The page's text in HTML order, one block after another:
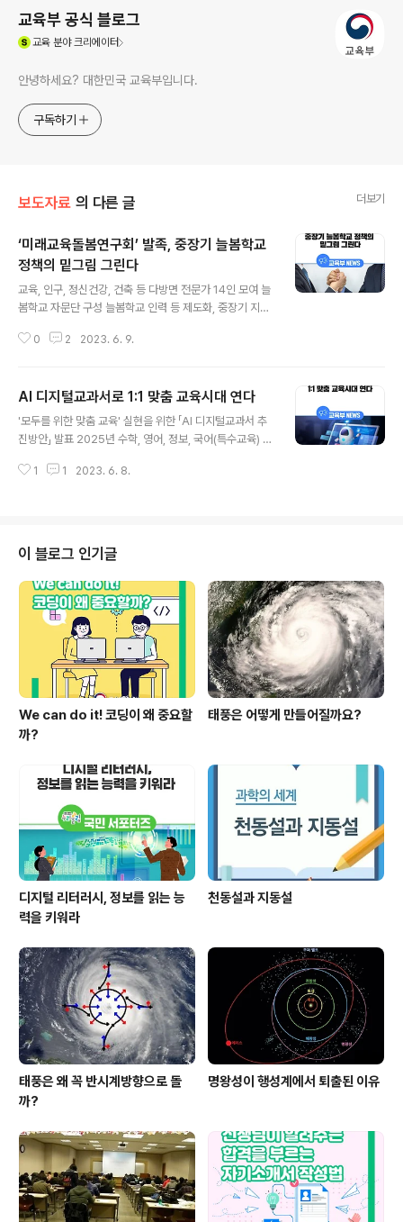
교육부 공식 블로그
교육분야 크리에이터
안녕하세요? 대한민국 교육부입니다.
구독하기
보도자료 의 다른 글 더보기
‘미래교육돌봄연구회’ 발족, 중장기 늘봄학교
정책의 밑그림 그린다
교육, 인구, 정신건강, 건축 등 다방면 전문가 14인 모여 늘
봄학교 자문단 구성 늘봄학교 인력 등 제도화, 중장기 지역
이주호)는 6월 9일(금), 늘봄학교 정책의 중장기 발전방향
현장 전문가로 구성되며, 교육·돌봄을 비롯하여 복지, 인구,
정신건강, 건축, 기업 등 다방면의 전문가를 균형 있게 안배
하였다. 미래교육돌봄연구회는 늘봄학교 정책을 모니터링
히, ▲늘봄학교 프로그램 및 공간 구성 ▲초등학교 방과후
0 2 2023. 6. 9.
AI 디지털교과서로 1:1 맞춤 교육시대 연다
'모두를 위한 맞춤 교육' 실현을 위한 「AI 디지털교과서 추
진방안」 발표 2025년 수학, 영어, 정보, 국어(특수교육) 교
가정 등으로 확대 담당 교원 연수, 맞춤형 교수·학습방법 개
교육개혁 과제인 디지털 교육혁신의 일환으로 추진된다. 2
025년 수학, 영어, 정보, 국어(특수교육) 교과에 우선 도입
하고, 2028년까지 국어, 사회, 역사, 과학, 기술·가정 등으
로 확대된다. AI 디지털교과서는 학생 데이터 기반의 ‘맞춤’
학습콘텐츠를 제공할 뿐만 아니라 특수교..
1 1 2023. 6. 8.
이 블로그 인기글
We can do it! 코딩이 왜 중요할
까?
태풍은 어떻게 만들어질까요?
디지털 리터러시, 정보를 읽는 능
력을 키워라
천동설과 지동설
태풍은 왜 꼭 반시계방향으로 돌
까?
명왕성이 행성계에서 퇴출된 이유